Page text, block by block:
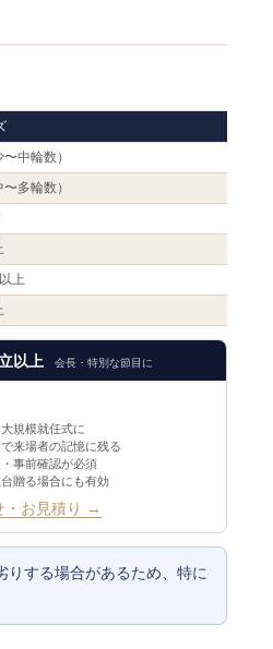
中輪数）
多輪数）
上
以上 会長・特別な節目に
大規模就任式に
来場者の記憶に残る
事前確認が必須
贈る場合にも有効
・お見積り →
りする場合があるため、特に